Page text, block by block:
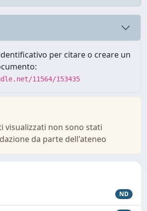
per citare o creare un
11564/153435
visualizzati non sono stati
da parte dell'ateneo
ND